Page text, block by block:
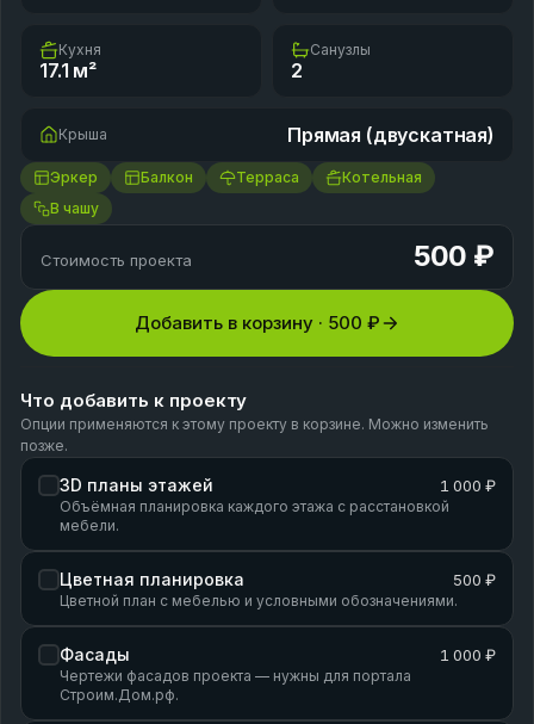
Кухня
17.1 м²
Санузлы
2
Крыша Прямая (двускатная)
Эркер Балкон Терраса
Котельная
В чашу
Стоимость проекта 500 ₽
Добавить в корзину · 500 ₽
Что добавить к проекту
Опции применяются к этому проекту в корзине. Можно изменить
позже.
3D планы этажей 1 000 ₽
Объёмная планировка каждого этажа с расстановкой
мебели.
Цветная планировка 500 ₽
Цветной план с мебелью и условными обозначениями.
Фасады 1 000 ₽
Чертежи фасадов проекта — нужны для портала
Строим.Дом.рф.